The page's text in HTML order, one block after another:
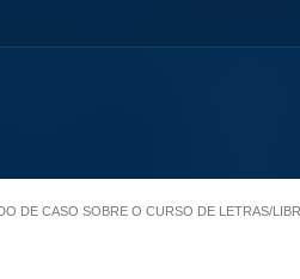
DE CASO SOBRE O CURSO DE LETRAS/